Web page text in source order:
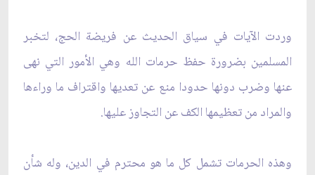
وردت الآيات في سياق الحديث عن فريضة الحج، لتخبر
المسلمين بضرورة حفظ حرمات الله وهي الأمور التي نهى
عنها وضرب دونها حدودا منع عن تعديها واقتراف ما وراءها
والمراد من تعظيمها الكف عن التجاوز عليها.
وهذه الحرمات تشمل كل ما هو محترم في الدين، وله شأن